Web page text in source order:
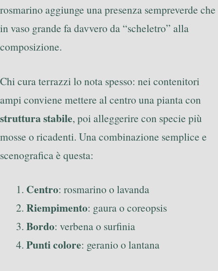
rosmarino aggiunge una presenza sempreverde che
in vaso grande fa davvero da “scheletro” alla
composizione.
Chi cura terrazzi lo nota spesso: nei contenitori
ampi conviene mettere al centro una pianta con
struttura stabile, poi alleggerire con specie più
mosse o ricadenti. Una combinazione semplice e
scenografica è questa:
Centro: rosmarino o lavanda
Riempimento: gaura o coreopsis
Bordo: verbena o surfinia
Punti colore: geranio o lantana